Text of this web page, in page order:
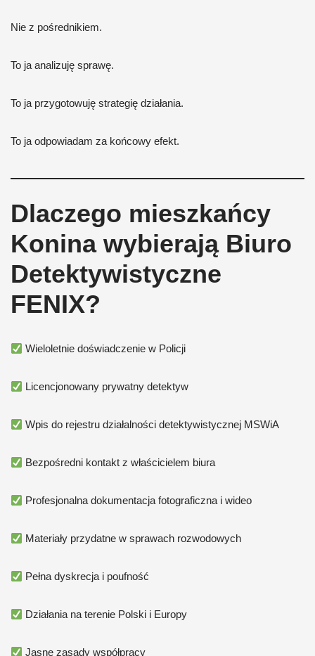
Nie z pośrednikiem.
To ja analizuję sprawę.
To ja przygotowuję strategię działania.
To ja odpowiadam za końcowy efekt.
Dlaczego mieszkańcy
Konina wybierają Biuro
Detektywistyczne
FENIX?
Wieloletnie doświadczenie w Policji
Licencjonowany prywatny detektyw
Wpis do rejestru działalności detektywistycznej MSWiA
Bezpośredni kontakt z właścicielem biura
Profesjonalna dokumentacja fotograficzna i wideo
Materiały przydatne w sprawach rozwodowych
Pełna dyskrecja i poufność
Działania na terenie Polski i Europy
Jasne zasady współpracy